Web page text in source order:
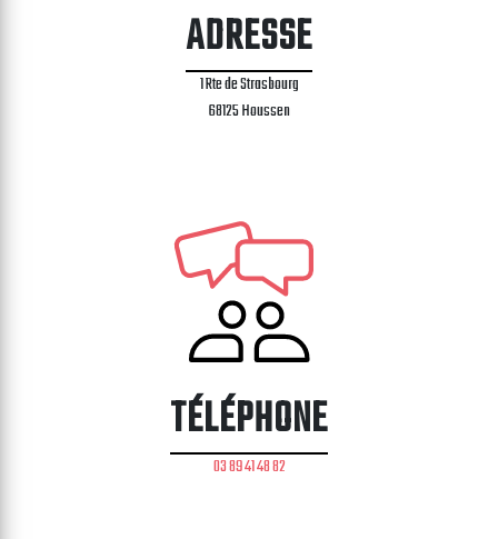
ADRESSE
1 Rte de Strasbourg
68125 Houssen
TÉLÉPHONE
03 89 41 48 82